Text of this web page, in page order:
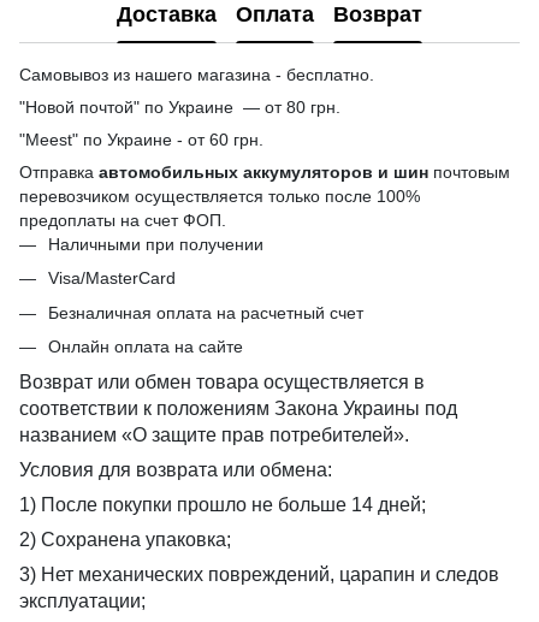
Доставка Оплата Возврат
Самовывоз из нашего магазина - бесплатно.
"Новой почтой" по Украине — от 80 грн.
"Meest" по Украине - от 60 грн.
Отправка автомобильных аккумуляторов и шин почтовым
перевозчиком осуществляется только после 100%
предоплаты на счет ФОП.
Наличными при получении
Visa/MasterCard
Безналичная оплата на расчетный счет
Онлайн оплата на сайте
Возврат или обмен товара осуществляется в
соответствии к положениям Закона Украины под
названием «О защите прав потребителей».
Условия для возврата или обмена:
1) После покупки прошло не больше 14 дней;
2) Сохранена упаковка;
3) Нет механических повреждений, царапин и следов
эксплуатации;